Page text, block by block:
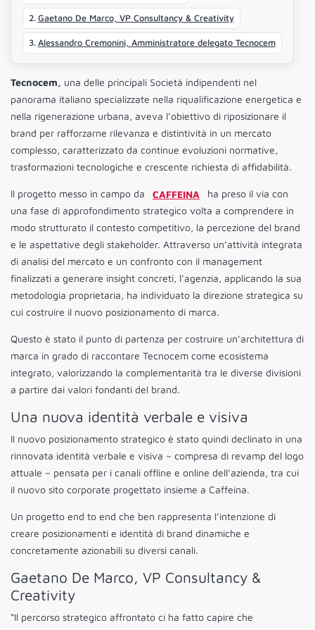
Gaetano De Marco, VP Consultancy & Creativity
Alessandro Cremonini, Amministratore delegato Tecnocem
Tecnocem, una delle principali Società indipendenti nel
panorama italiano specializzate nella riqualificazione energetica e
nella rigenerazione urbana, aveva l’obiettivo di riposizionare il
brand per rafforzarne rilevanza e distintività in un mercato
complesso, caratterizzato da continue evoluzioni normative,
trasformazioni tecnologiche e crescente richiesta di affidabilità.
Il progetto messo in campo da CAFFEINA
ha preso il via con
una fase di approfondimento strategico volta a comprendere in
modo strutturato il contesto competitivo, la percezione del brand
e le aspettative degli stakeholder. Attraverso un’attività integrata
di analisi del mercato e un confronto con il management
finalizzati a generare insight concreti, l’agenzia, applicando la sua
metodologia proprietaria, ha individuato la direzione strategica su
cui costruire il nuovo posizionamento di marca.
Questo è stato il punto di partenza per costruire un’architettura di
marca in grado di raccontare Tecnocem come ecosistema
integrato, valorizzando la complementarità tra le diverse divisioni
a partire dai valori fondanti del brand.
Una nuova identità verbale e visiva
Il nuovo posizionamento strategico è stato quindi declinato in una
rinnovata identità verbale e visiva – compresa di revamp del logo
attuale – pensata per i canali offline e online dell’azienda, tra cui
il nuovo sito corporate progettato insieme a Caffeina.
Un progetto end to end che ben rappresenta l’intenzione di
creare posizionamenti e identità di brand dinamiche e
concretamente azionabili su diversi canali.
Gaetano De Marco, VP Consultancy &
Creativity
“Il percorso strategico affrontato ci ha fatto capire che